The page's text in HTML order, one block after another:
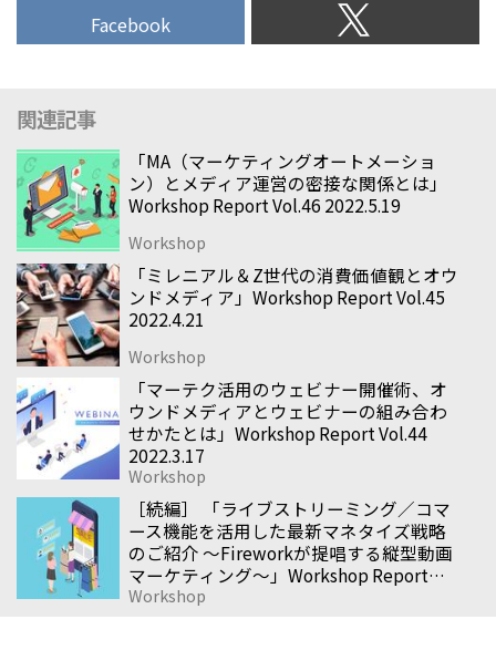
Facebook
関連記事
「MA（マーケティングオートメーショ
ン）とメディア運営の密接な関係とは」
Workshop Report Vol.46 2022.5.19
Workshop
「ミレニアル＆Z世代の消費価値観とオウ
ンドメディア」Workshop Report Vol.45
2022.4.21
Workshop
「マーテク活用のウェビナー開催術、オ
ウンドメディアとウェビナーの組み合わ
せかたとは」Workshop Report Vol.44
2022.3.17
Workshop
［続編］ 「ライブストリーミング／コマ
ース機能を活用した最新マネタイズ戦略
のご紹介 〜Fireworkが提唱する縦型動画
マーケティング〜」Workshop Report
Vol.43 2021.11.18
Workshop